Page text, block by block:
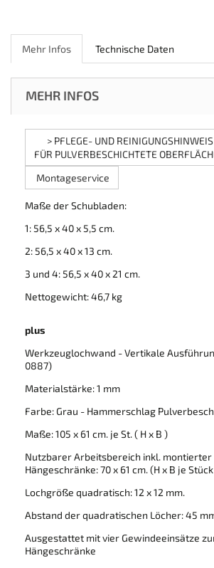
Mehr Infos Technische Daten
MEHR INFOS
> PFLEGE- UND REINIGUNGSHINWEIS
FÜR PULVERBESCHICHTETE
Montageservice
Maße der Schubladen:
1: 56,5 x 40 x 5,5 cm.
2: 56,5 x 40 x 13 cm.
3 und 4: 56,5 x 40 x 21 cm.
Nettogewicht: 46,7 kg
plus
Werkzeuglochwand - Vertikale
0887)
Materialstärke: 1 mm
Farbe: Grau - Hammerschlag
Maße: 105 x 61 cm. je St. ( H x B )
Nutzbarer Arbeitsbereich inkl. montierter
Hängeschränke: 70 x 61 cm. (H x B je
Lochgröße quadratisch: 12 x 12 mm.
Abstand der quadratischen Löcher: 45
Ausgestattet mit vier Gewindeeinsätze
Hängeschränke